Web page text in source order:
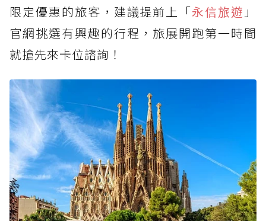
限定優惠的旅客，建議提前上「永信旅遊 」
官網挑選有興趣的行程，旅展開跑第一時間
就搶先來卡位諮詢！